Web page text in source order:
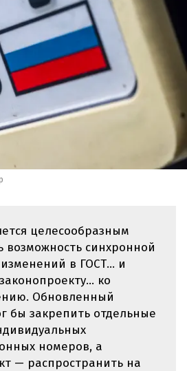
целесообразным
возможность синхронной
в ГОСТ… и
ко
Обновленный
бы закрепить отдельные
номеров, а
— распространить на